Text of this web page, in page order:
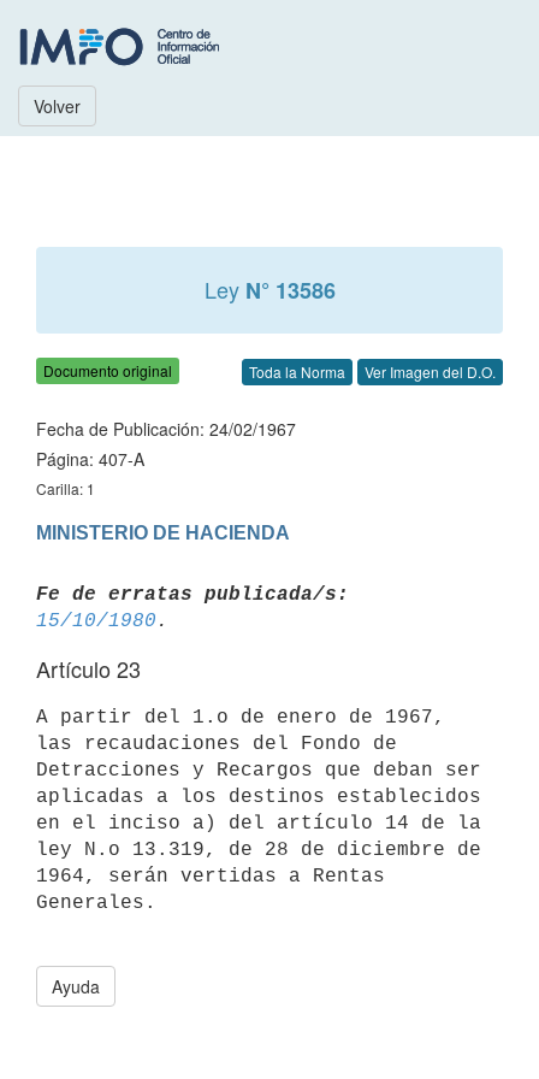
Volver
Ley N° 13586
Documento original Toda la Norma Ver Imagen del D.O.
Fecha de Publicación: 24/02/1967
Página: 407-A
Carilla: 1
MINISTERIO DE HACIENDA
Fe de erratas publicada/s:
15/10/1980
Artículo 23
A partir del 1.o de enero de 1967,
las recaudaciones del Fondo de
Detracciones y Recargos que deban ser
aplicadas a los destinos establecidos
en el inciso a) del artículo 14 de la
ley N.o 13.319, de 28 de diciembre de
1964, serán vertidas a Rentas
Generales.
Ayuda